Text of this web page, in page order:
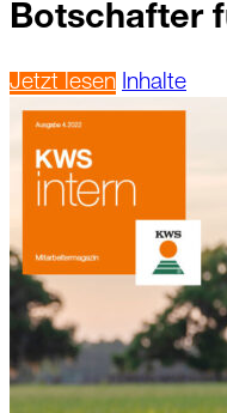
Botschafter
Jetzt lesen Inhalte